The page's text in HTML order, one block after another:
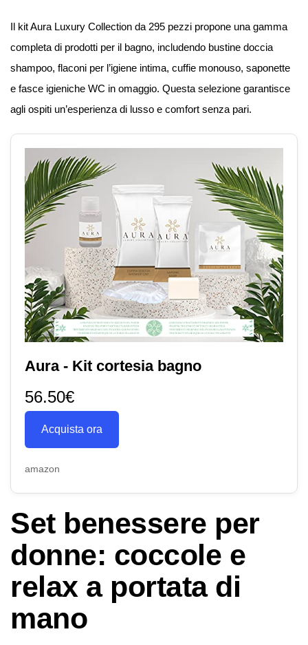
Il kit Aura Luxury Collection da 295 pezzi propone una gamma
completa di prodotti per il bagno, includendo bustine doccia
shampoo, flaconi per l’igiene intima, cuffie monouso, saponette
e fasce igieniche WC in omaggio. Questa selezione garantisce
agli ospiti un’esperienza di lusso e comfort senza pari.
Aura - Kit cortesia bagno
56.50€
Acquista ora
amazon
Set benessere per
donne: coccole e
relax a portata di
mano